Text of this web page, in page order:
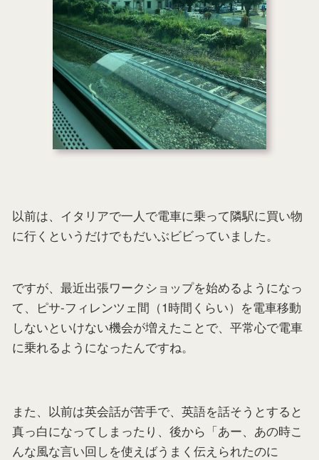
以前は、イタリアで一人で電車に乗って隣駅に買い物
に行くというだけでもだいぶビビっていました。
ですが、最近出張ワークショップを始めるようになっ
て、ピサ-フィレンツェ間（1時間くらい）を電車移動
しないといけない機会が増えたことで、平常心で電車
に乗れるようになったんですね。
また、以前は英会話が苦手で、英語を話そうとすると
真っ白になってしまったり、後から「あー、あの時こ
んな風な言い回しを使えばうまく伝えられたのに